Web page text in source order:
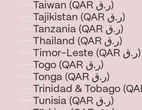
Taiwan (QAR ر.ق)
Tajikistan (QAR ر.ق)
Tanzania (QAR ر.ق)
Thailand (QAR ر.ق)
Timor-Leste (QAR ر.ق)
Togo (QAR ر.ق)
Tonga (QAR ر.ق)
Tunisia (QAR ر.ق)